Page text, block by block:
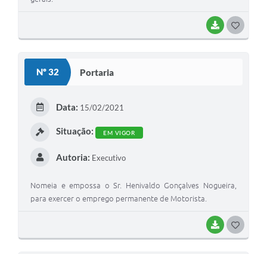
BAIXAR
Nº 32 Portaria
BAIXAR
Data: 15/02/2021
Situação: EM VIGOR
Autoria: Executivo
Nomeia e empossa o Sr. Henivaldo Gonçalves Nogueira,
para exercer o emprego permanente de Motorista.